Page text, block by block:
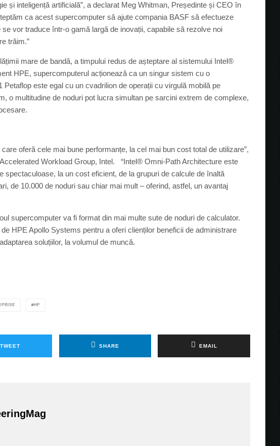
și inteligență artificială”, a declarat Meg Whitman, Președinte și CEO în
ca acest supercomputer să ajute compania BASF să efectueze
vor traduce într-o gamă largă de inovații, capabile să rezolve noi
trăim.”
mare de bandă, a timpului redus de așteptare al sistemului Intel®
HPE, supercomputerul acționează ca un singur sistem cu o
este egal cu un cvadrilion de operații cu virgulă mobilă pe
o multitudine de noduri pot lucra simultan pe sarcini extrem de complexe,
oferă cele mai bune performanțe, la cel mai bun cost total de utilizare”,
Workload Group, Intel. “Intel® Omni-Path Architecture este
spectaculoase, la un cost eficient, de la grupuri de calcule de înaltă
de 10.000 de noduri sau chiar mai mult – oferind, astfel, un avantaj
supercomputer va fi format din mai multe sute de noduri de calculator.
HPE Apollo Systems pentru a oferi clienților beneficii de administrare
soluțiilor, la volumul de muncă.
HP
TWEET SHARE EMAIL